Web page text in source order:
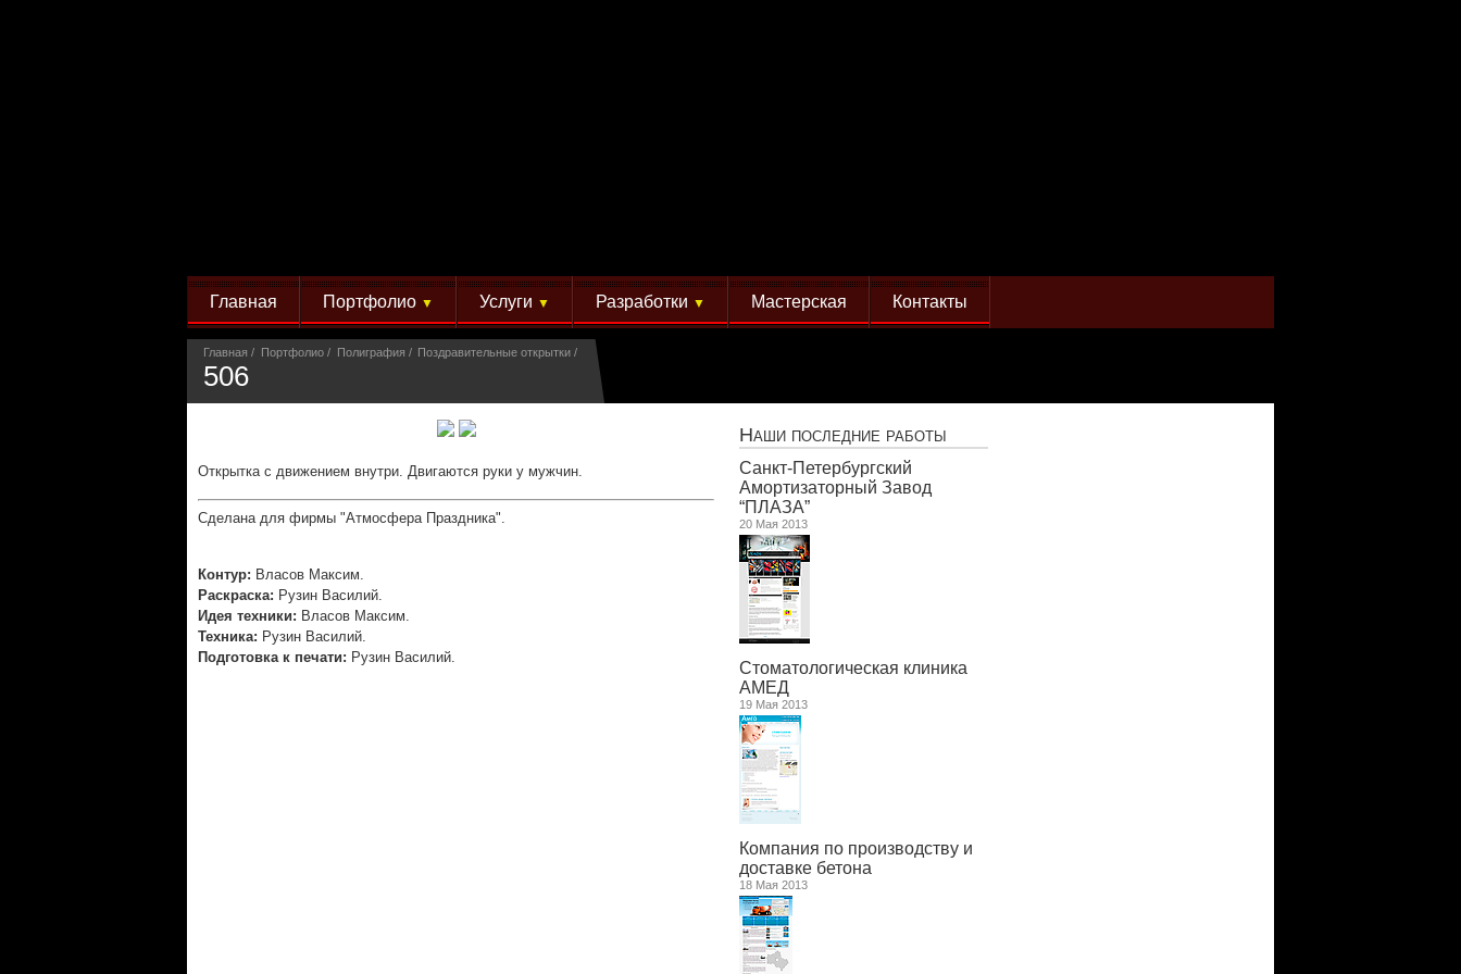
Главная Портфолио ▼ Услуги ▼ Разработки ▼ Мастерская Контакты
Главная Портфолио Полиграфия Поздравительные открытки
506
Открытка с движением внутри. Двигаются руки у мужчин.
Сделана для фирмы "Атмосфера Праздника".
Контур: Власов Максим.
Раскраска: Рузин Василий.
Идея техники: Власов Максим.
Техника: Рузин Василий.
Подготовка к печати: Рузин Василий.
Наши последние работы
Санкт-Петербургский
Амортизаторный Завод
“ПЛАЗА”
20 Мая 2013
Стоматологическая клиника
АМЕД
19 Мая 2013
Компания по производству и
доставке бетона
18 Мая 2013